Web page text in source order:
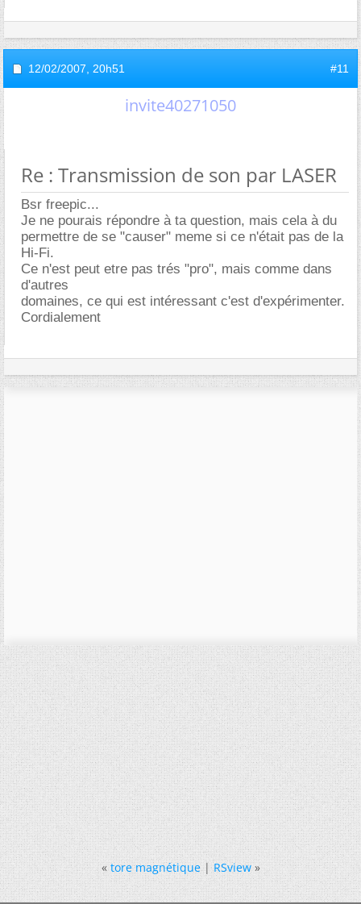
12/02/2007, 20h51 #11
invite40271050
Re : Transmission de son par LASER
Bsr freepic...
Je ne pourais répondre à ta question, mais cela à du
permettre de se "causer" meme si ce n'était pas de la
Hi-Fi.
Ce n'est peut etre pas trés "pro", mais comme dans
d'autres
domaines, ce qui est intéressant c'est d'expérimenter.
Cordialement
« tore magnétique|RSview »